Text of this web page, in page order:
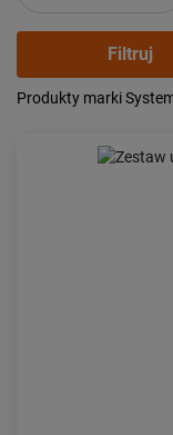
Popularność:
Produkty marki